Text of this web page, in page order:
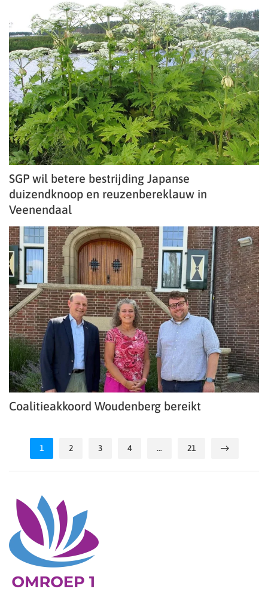
SGP wil betere bestrijding Japanse
duizendknoop en reuzenbereklauw in
Veenendaal
Coalitieakkoord Woudenberg bereikt
1 2 3 4 … 21